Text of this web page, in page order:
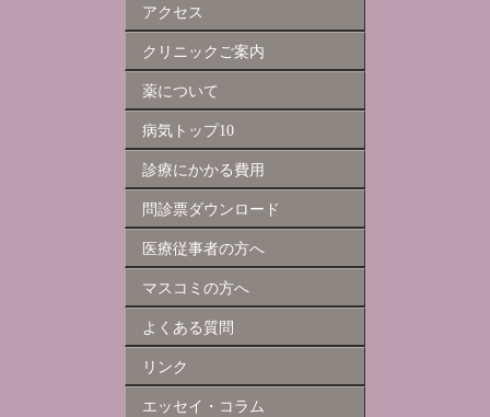
アクセス
クリニックご案内
薬について
病気トップ10
診療にかかる費用
問診票ダウンロード
医療従事者の方へ
マスコミの方へ
よくある質問
リンク
エッセイ・コラム